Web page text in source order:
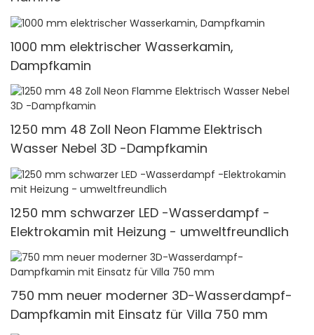
1000 mm elektrischer Wasserkamin,
Dampfkamin
1250 mm 48 Zoll Neon Flamme Elektrisch
Wasser Nebel 3D -Dampfkamin
1250 mm schwarzer LED -Wasserdampf -
Elektrokamin mit Heizung - umweltfreundlich
750 mm neuer moderner 3D-Wasserdampf-
Dampfkamin mit Einsatz für Villa 750 mm